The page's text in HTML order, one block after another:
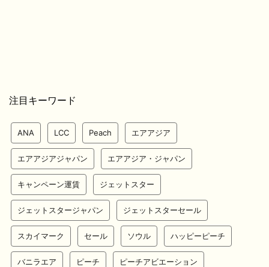
注目キーワード
ANA LCC Peach エアアジア
エアアジアジャパン エアアジア・ジャパン
キャンペーン運賃 ジェットスター
ジェットスタージャパン ジェットスターセール
スカイマーク セール ソウル ハッピーピーチ
バニラエア ピーチ ピーチアビエーション